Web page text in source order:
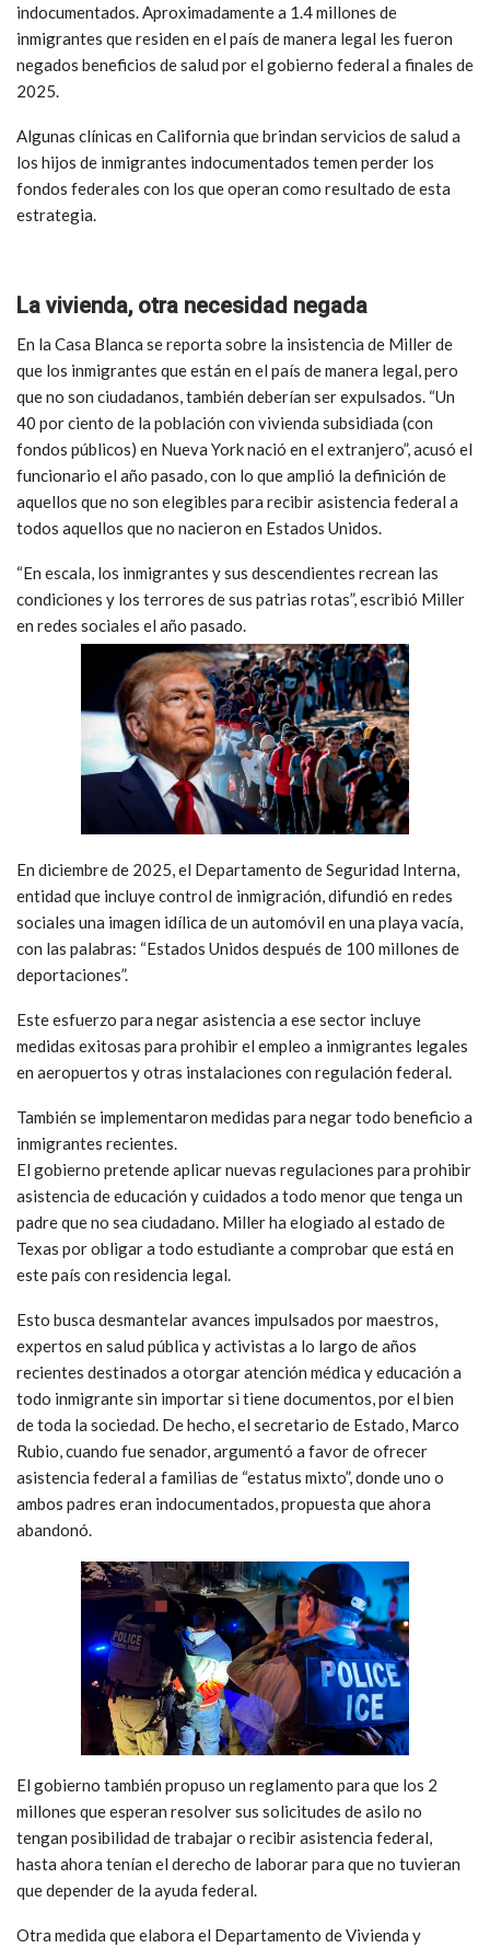
indocumentados. Aproximadamente a 1.4 millones de
inmigrantes que residen en el país de manera legal les fueron
negados beneficios de salud por el gobierno federal a finales de
2025.
Algunas clínicas en California que brindan servicios de salud a
los hijos de inmigrantes indocumentados temen perder los
fondos federales con los que operan como resultado de esta
estrategia.
La vivienda, otra necesidad negada
En la Casa Blanca se reporta sobre la insistencia de Miller de
que los inmigrantes que están en el país de manera legal, pero
que no son ciudadanos, también deberían ser expulsados. “Un
40 por ciento de la población con vivienda subsidiada (con
fondos públicos) en Nueva York nació en el extranjero”, acusó el
funcionario el año pasado, con lo que amplió la definición de
aquellos que no son elegibles para recibir asistencia federal a
todos aquellos que no nacieron en Estados Unidos.
“En escala, los inmigrantes y sus descendientes recrean las
condiciones y los terrores de sus patrias rotas”, escribió Miller
en redes sociales el año pasado.
En diciembre de 2025, el Departamento de Seguridad Interna,
entidad que incluye control de inmigración, difundió en redes
sociales una imagen idílica de un automóvil en una playa vacía,
con las palabras: “Estados Unidos después de 100 millones de
deportaciones”.
Este esfuerzo para negar asistencia a ese sector incluye
medidas exitosas para prohibir el empleo a inmigrantes legales
en aeropuertos y otras instalaciones con regulación federal.
También se implementaron medidas para negar todo beneficio a
inmigrantes recientes.
El gobierno pretende aplicar nuevas regulaciones para prohibir
asistencia de educación y cuidados a todo menor que tenga un
padre que no sea ciudadano. Miller ha elogiado al estado de
Texas por obligar a todo estudiante a comprobar que está en
este país con residencia legal.
Esto busca desmantelar avances impulsados por maestros,
expertos en salud pública y activistas a lo largo de años
recientes destinados a otorgar atención médica y educación a
todo inmigrante sin importar si tiene documentos, por el bien
de toda la sociedad. De hecho, el secretario de Estado, Marco
Rubio, cuando fue senador, argumentó a favor de ofrecer
asistencia federal a familias de “estatus mixto”, donde uno o
ambos padres eran indocumentados, propuesta que ahora
abandonó.
El gobierno también propuso un reglamento para que los 2
millones que esperan resolver sus solicitudes de asilo no
tengan posibilidad de trabajar o recibir asistencia federal,
hasta ahora tenían el derecho de laborar para que no tuvieran
que depender de la ayuda federal.
Otra medida que elabora el Departamento de Vivienda y